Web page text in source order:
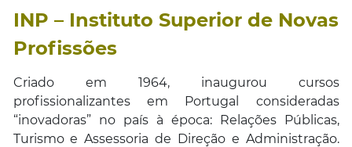
INP – Instituto Superior de Novas
Profissões
Criado em 1964, inaugurou cursos
profissionalizantes em Portugal consideradas
“inovadoras” no país à época: Relações Públicas,
Turismo e Assessoria de Direção e Administração.